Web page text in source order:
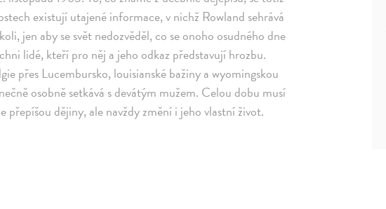
existují utajené informace, v nichž Rowland sehrává
jen aby se svět nedozvěděl, co se onoho osudného dne
lidé, kteří pro něj a jeho odkaz představují hrozbu.
přes Lucembursko, louisianské bažiny a wyomingskou
osobně setkává s devátým mužem. Celou dobu musí
přepíšou dějiny, ale navždy změní i jeho vlastní život.